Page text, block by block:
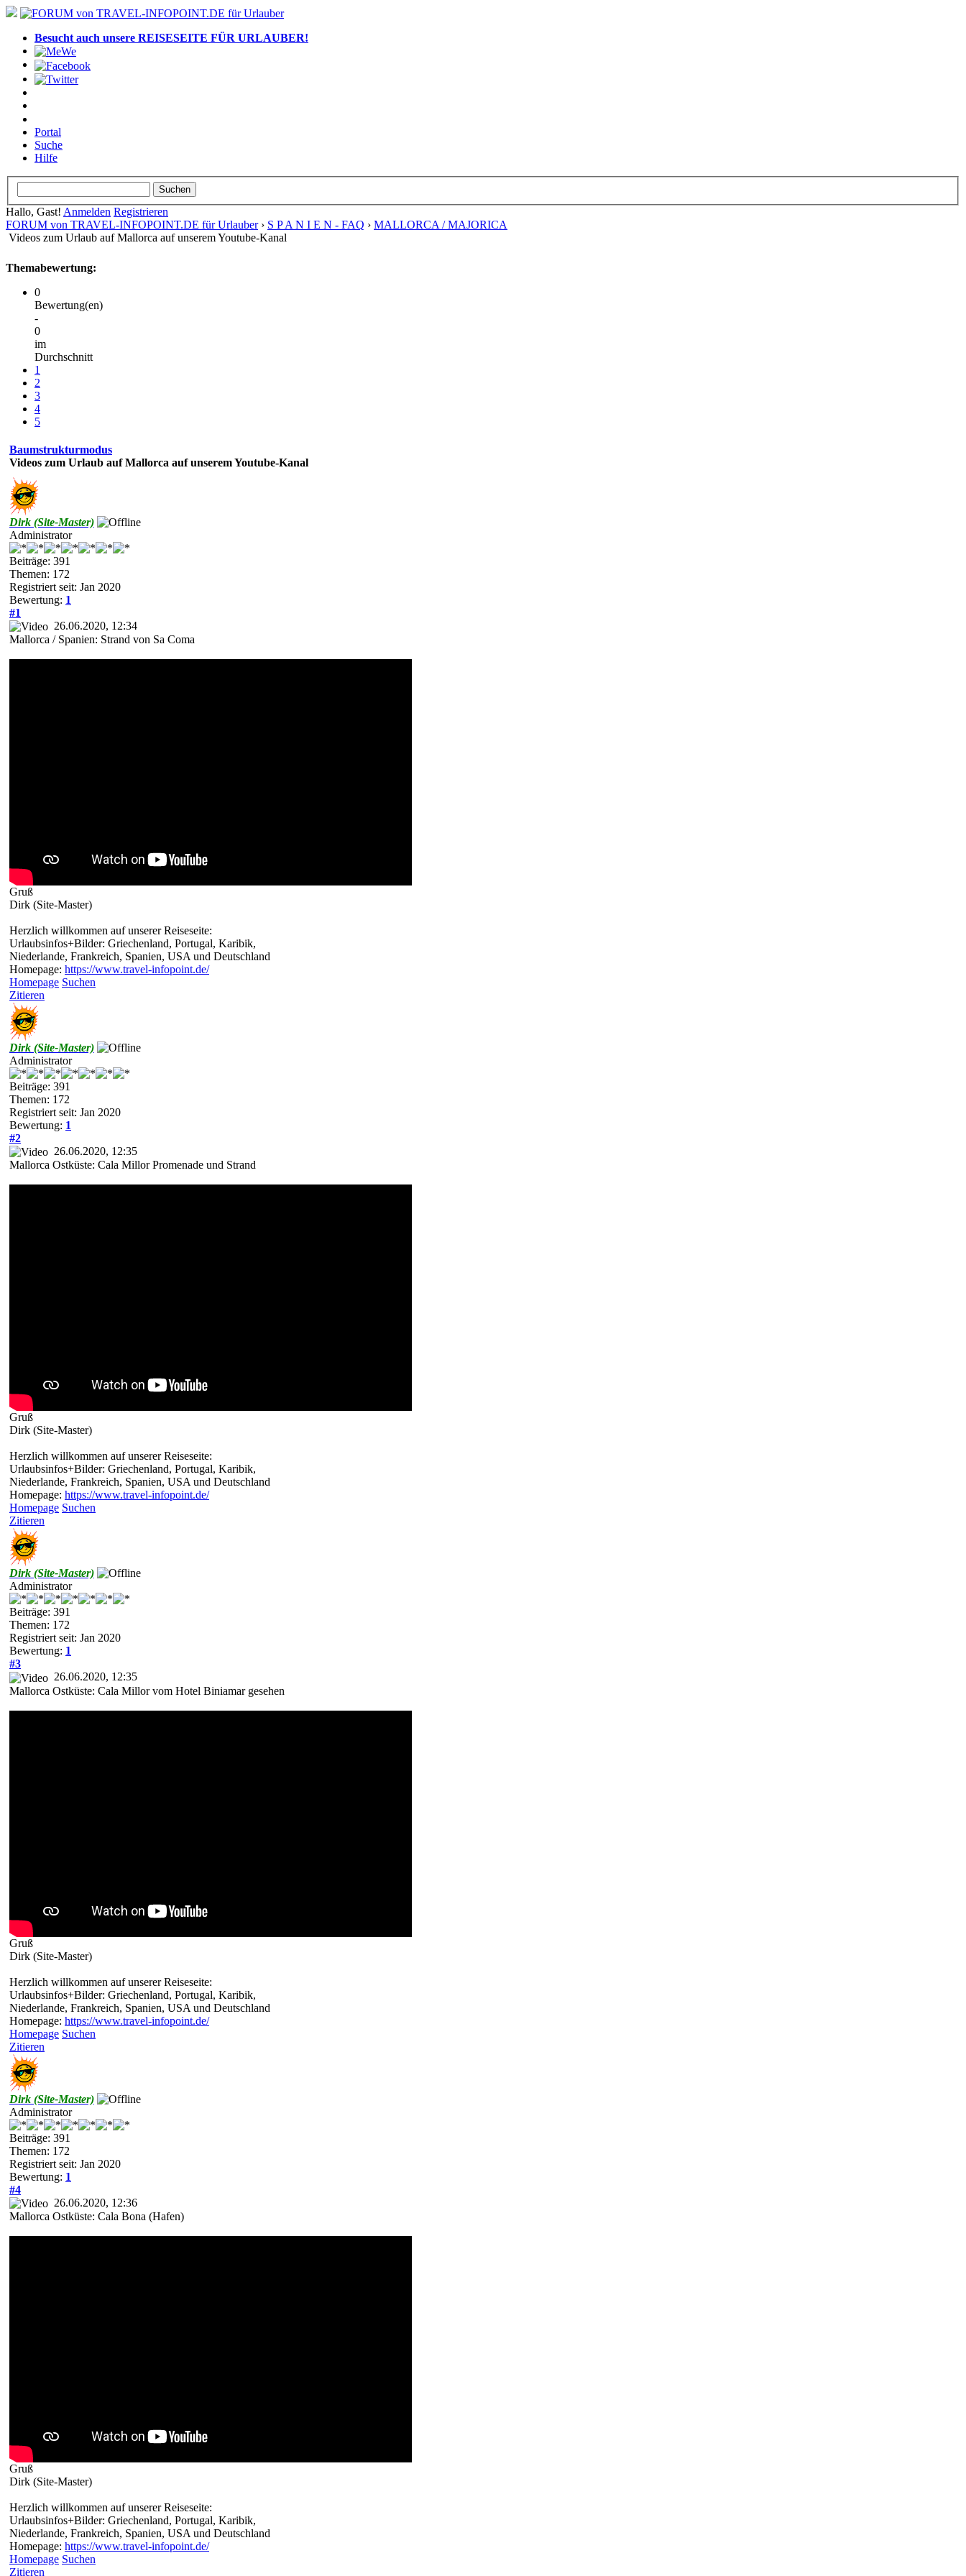
Besucht auch unsere REISESEITE FÜR URLAUBER!
Portal
Suche
Hilfe
Hallo, Gast! Anmelden Registrieren
FORUM von TRAVEL-INFOPOINT.DE für Urlauber› S P A N I E N - FAQ › MALLORCA / MAJORICA
Videos zum Urlaub auf Mallorca auf unserem Youtube-Kanal
Themabewertung:
0
Bewertung(en)
-
0
im
Durchschnitt
1
2
3
4
5
Baumstrukturmodus
Videos zum Urlaub auf Mallorca auf unserem Youtube-Kanal
Dirk (Site-Master)
Administrator
Beiträge: 391
Themen: 172
Registriert seit: Jan 2020
Bewertung: 1
#1
26.06.2020, 12:34
Mallorca / Spanien: Strand von Sa Coma
Gruß
Dirk (Site-Master)
Herzlich willkommen auf unserer Reiseseite:
Urlaubsinfos+Bilder: Griechenland, Portugal, Karibik,
Niederlande, Frankreich, Spanien, USA und Deutschland
Homepage: https://www.travel-infopoint.de/
Homepage Suchen
Zitieren
Dirk (Site-Master)
Administrator
Beiträge: 391
Themen: 172
Registriert seit: Jan 2020
Bewertung: 1
#2
26.06.2020, 12:35
Mallorca Ostküste: Cala Millor Promenade und Strand
Gruß
Dirk (Site-Master)
Herzlich willkommen auf unserer Reiseseite:
Urlaubsinfos+Bilder: Griechenland, Portugal, Karibik,
Niederlande, Frankreich, Spanien, USA und Deutschland
Homepage: https://www.travel-infopoint.de/
Homepage Suchen
Zitieren
Dirk (Site-Master)
Administrator
Beiträge: 391
Themen: 172
Registriert seit: Jan 2020
Bewertung: 1
#3
26.06.2020, 12:35
Mallorca Ostküste: Cala Millor vom Hotel Biniamar gesehen
Gruß
Dirk (Site-Master)
Herzlich willkommen auf unserer Reiseseite:
Urlaubsinfos+Bilder: Griechenland, Portugal, Karibik,
Niederlande, Frankreich, Spanien, USA und Deutschland
Homepage: https://www.travel-infopoint.de/
Homepage Suchen
Zitieren
Dirk (Site-Master)
Administrator
Beiträge: 391
Themen: 172
Registriert seit: Jan 2020
Bewertung: 1
#4
26.06.2020, 12:36
Mallorca Ostküste: Cala Bona (Hafen)
Gruß
Dirk (Site-Master)
Herzlich willkommen auf unserer Reiseseite:
Urlaubsinfos+Bilder: Griechenland, Portugal, Karibik,
Niederlande, Frankreich, Spanien, USA und Deutschland
Homepage: https://www.travel-infopoint.de/
Homepage Suchen
Zitieren